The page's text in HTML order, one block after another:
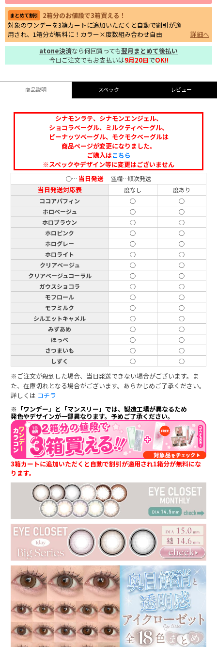
まとめて割引
2箱分のお値段で3箱買える！
対象のワンデーを3箱カートに追加いただくと自動で割引が適
用され、1箱分が無料に！カラー×度数組み合わせ自由
詳細へ
atone決済なら何回買っても翌月まとめて後払い
今日ご注文でもお支払いは9月20日でOK!!
商品説明 スペック レビュー
シナモンラテ、シナモンエンジェル、
ショコラベーグル、ミルクティベーグル、
ピーナッツベーグル、モクモクベーグルは
商品ページが変更になりました。
ご購入はこちら
※スペックやデザイン等に変更はございません
○… 当日発送 空欄…順次発送
当日発送対応表 度なし
度あり
ココアパフィン
○
○
ホロベージュ
○
○
ホロブラウン
○
○
ホロピンク
○
○
ホログレー
○
○
ホロライト
○
○
クリアベージュ
○
○
クリアベージュコーラル
○
○
ガウスショコラ
○
○
モフロール
○
○
モフミルク
○
○
シルエットキャメル
○
○
みずあめ
○
○
ほっぺ
○
○
さつまいも
○
○
しずく
○ ○
※ご注文が殺到した場合、当日発送できない場合がございます。ま
た、在庫切れとなる場合がございます。あらかじめご了承ください。
詳しくは コチラ
※「ワンデー」と「マンスリー」では、製造工場が異なるため
発色やデザインが一部異なります。予めご了承ください。
3箱カートに追加いただくと自動で割引が適用され1箱分が無料にな
ります。